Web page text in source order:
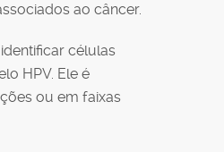
ao câncer.
células
HPV. Ele é
ou em faixas